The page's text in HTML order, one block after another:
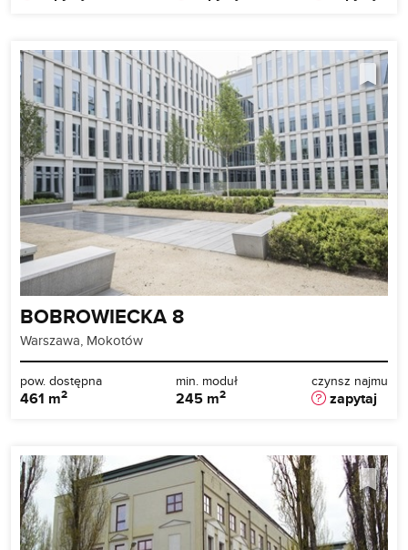
BOBROWIECKA 8
Warszawa, Mokotów
pow. dostępna
461 m2
min. moduł
245 m2
czynsz najmu
zapytaj